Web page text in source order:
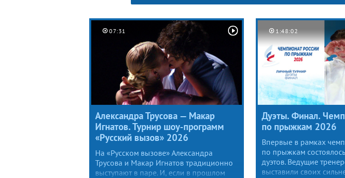
07:31
Александра Трусова — Макар
Игнатов. Турнир шоу-программ
«Русский вызов» 2026
На «Русском вызове» Александра
Трусова и Макар Игнатов традиционно
выступают в паре. И, если в прошлом
1:48:02
Дуэты. Финал.
по прыжкам 2026
Впервые в рамках
по прыжкам
дуэтов. Ведущие
выставили своих